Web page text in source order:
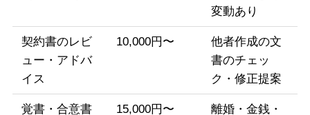
変動あり
契約書のレビ
ュー・アドバ
イス
10,000円〜
他者作成の文
書のチェッ
ク・修正提案
覚書・合意書
15,000円〜
離婚・金銭・